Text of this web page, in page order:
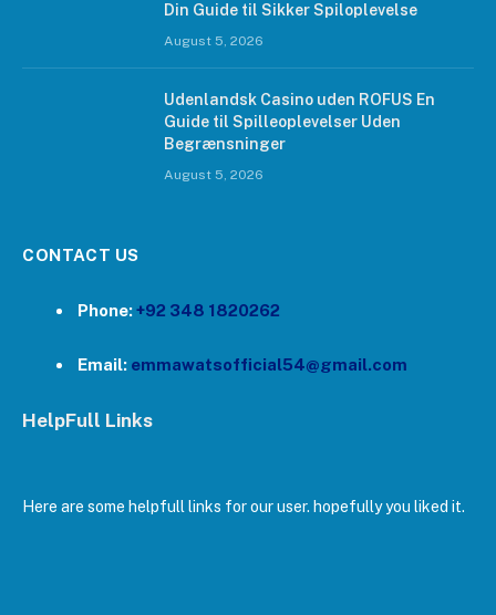
Din Guide til Sikker Spiloplevelse
August 5, 2026
Udenlandsk Casino uden ROFUS En
Guide til Spilleoplevelser Uden
Begrænsninger
August 5, 2026
CONTACT US
Phone:+92 348 1820262
Email: emmawatsofficial54@gmail.com
HelpFull Links
Here are some helpfull links for our user. hopefully you liked it.